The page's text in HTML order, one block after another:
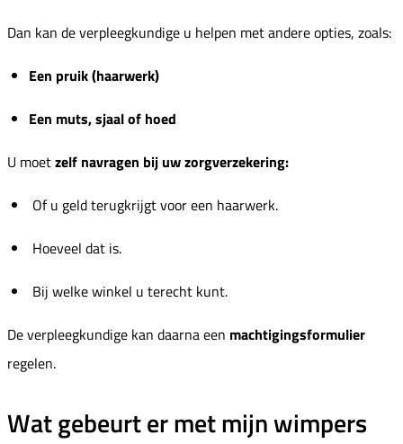
Dan kan de verpleegkundige u helpen met andere opties, zoals:
Een pruik (haarwerk)
Een muts, sjaal of hoed
U moetzelf navragen bij uw zorgverzekering:
Of u geld terugkrijgt voor een haarwerk.
Hoeveel dat is.
Bij welke winkel u terecht kunt.
De verpleegkundige kan daarna een machtigingsformulier
regelen.
Wat gebeurt er met mijn wimpers